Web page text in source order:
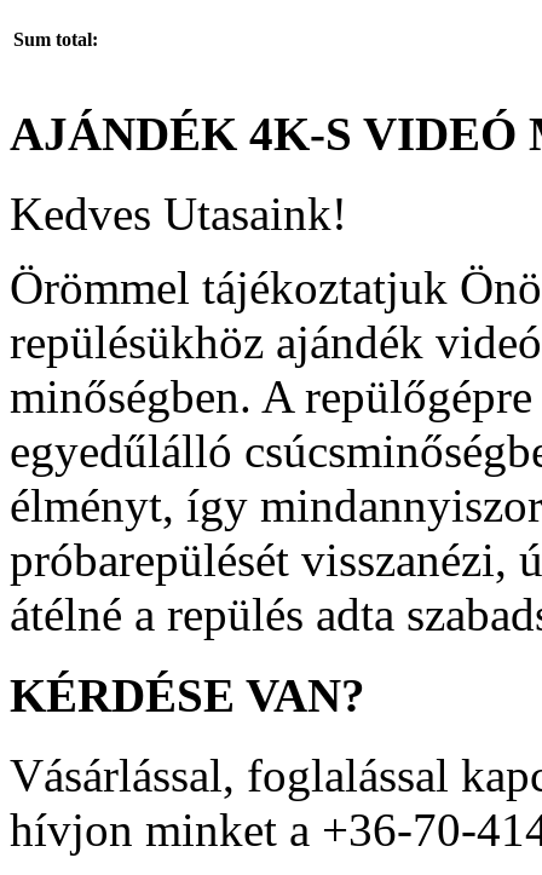
Sum total:
AJÁNDÉK 4K-S VIDEÓ
Kedves Utasaink!
Örömmel tájékoztatjuk
repülésükhöz ajándék
minőségben. A
egyedűlálló
élményt, így
próbarepülését visszanézi,
átélné a repülés adta
KÉRDÉSE VAN?
Vásárlással, foglalással
hívjon minket a +36-70-